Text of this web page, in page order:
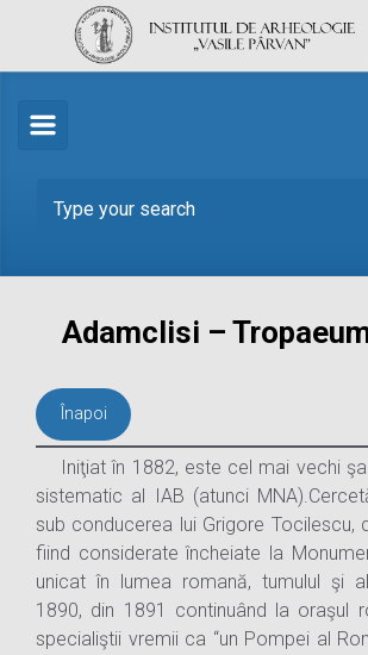
Skip to main content
Adamclisi –
Înapoi
Iniţiat în 1882, este cel mai vechi
sistematic al IAB (atunci
sub conducerea lui Grigore Tocilescu,
fiind considerate încheiate la
unicat în lumea romană, tumulul şi
1890, din 1891 continuând la oraşul
specialiştii vremii ca “un Pompei al